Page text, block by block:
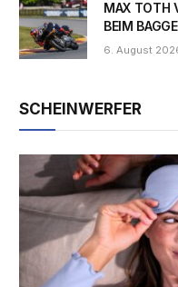
MAX TOTH
BEIM
6. August
SCHEINWERFER